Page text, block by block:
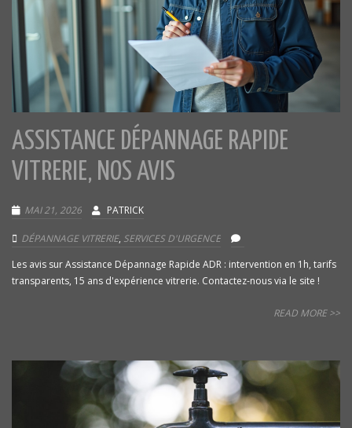
ASSISTANCE DÉPANNAGE RAPIDE
VITRERIE, NOS AVIS
MAI 21, 2026 PATRICK
DÉPANNAGE VITRERIE, SERVICES D'URGENCE
Les avis sur Assistance Dépannage Rapide ADR : intervention en 1h, tarifs
transparents, 15 ans d'expérience vitrerie. Contactez-nous via le site !
READ MORE >>